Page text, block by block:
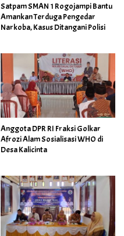
Satpam SMAN 1 Rogojampi Bantu
Amankan Terduga Pengedar
Narkoba, Kasus Ditangani Polisi
Anggota DPR RI Fraksi Golkar
Afrozi Alam Sosialisasi WHO di
Desa Kalicinta